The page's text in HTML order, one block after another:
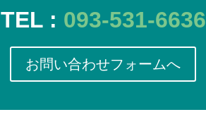
TEL : 093-531-6636
お問い合わせフォームへ